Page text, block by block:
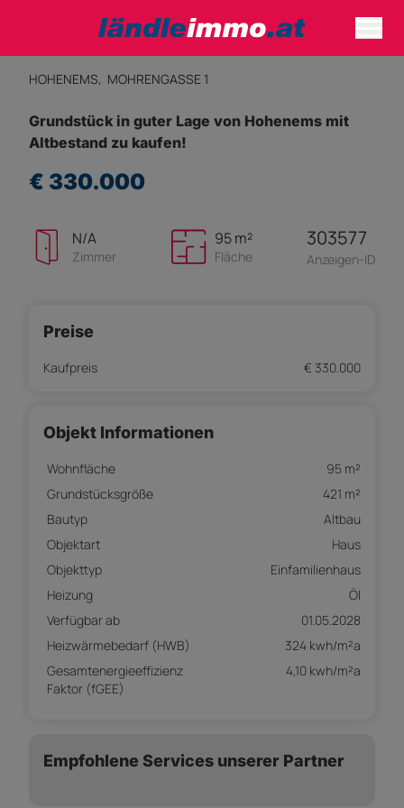
HOHENEMS, MOHRENGASSE 1
Grundstück in guter Lage von Hohenems mit
Altbestand zu kaufen!
€ 330.000
N/A
Zimmer
95 m²
Fläche
303577
Anzeigen-ID
Preise
Kaufpreis € 330.000
Objekt Informationen
Wohnfläche
95 m²
Grundstücksgröße
421 m²
Bautyp
Altbau
Objektart
Haus
Objekttyp
Einfamilienhaus
Heizung
Öl
Verfügbar ab
01.05.2028
Heizwärmebedarf (HWB)
324 kwh/m²a
Gesamtenergieeffizienz
Faktor (fGEE)
4,10 kwh/m²a
Empfohlene Services unserer Partner